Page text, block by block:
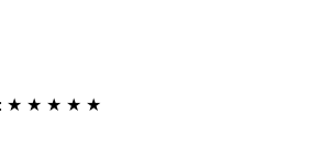
: ★ ★ ★ ★ ★